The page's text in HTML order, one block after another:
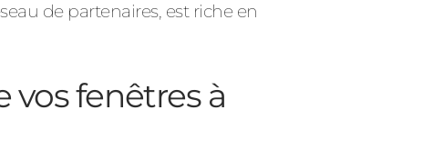
de partenaires, est riche en
vos fenêtres à